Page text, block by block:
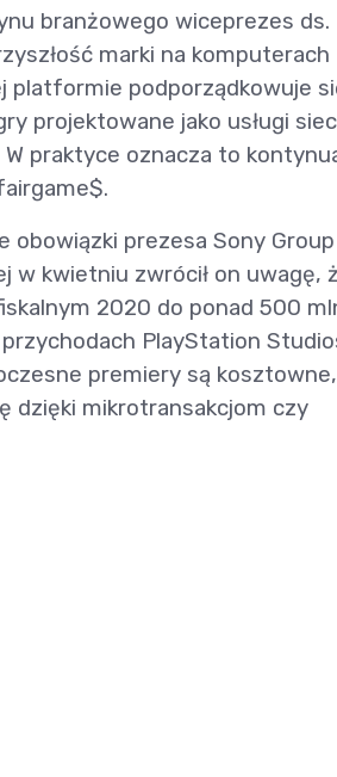
branżowego wiceprezes ds.
marki na komputerach
platformie podporządkowuje
projektowane jako usługi
praktyce oznacza to
obowiązki prezesa Sony Group
w kwietniu zwrócił on uwagę,
2020 do ponad 500
PlayStation
premiery są
dzięki mikrotransakcjom czy